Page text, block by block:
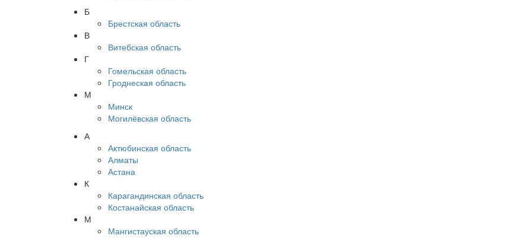
Б
Брестская область
В
Витебская область
Г
Гомельская область
Гроднеская область
М
Минск
Могилёвская область
А
Актюбинская область
Алматы
Астана
К
Карагандинская область
Костанайская область
М
Мангистауская область